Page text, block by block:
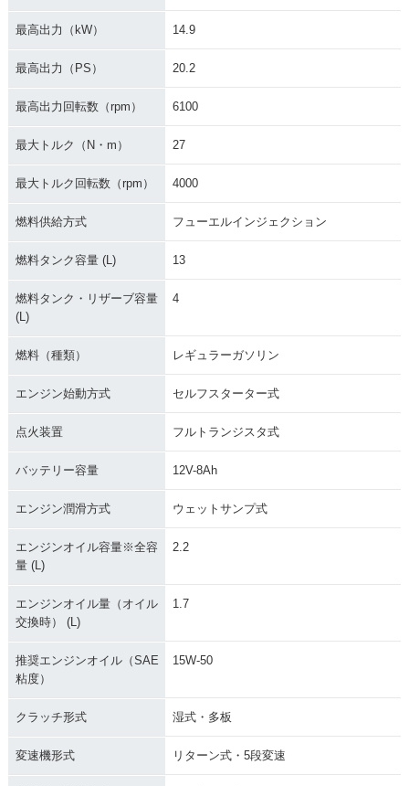
最高出力（kW） 14.9
最高出力（PS） 20.2
最高出力回転数（rpm） 6100
最大トルク（N・m） 27
最大トルク回転数（rpm） 4000
燃料供給方式 フューエルインジェクション
燃料タンク容量 (L) 13
燃料タンク・リザーブ容量
(L)
4
燃料（種類） レギュラーガソリン
エンジン始動方式 セルフスターター式
点火装置 フルトランジスタ式
バッテリー容量 12V-8Ah
エンジン潤滑方式 ウェットサンプ式
エンジンオイル容量※全容
量 (L)
2.2
エンジンオイル量（オイル
交換時） (L)
1.7
推奨エンジンオイル（SAE
粘度）
15W-50
クラッチ形式 湿式・多板
変速機形式 リターン式・5段変速